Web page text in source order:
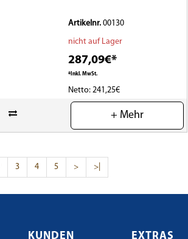
Artikelnr. 00130
nicht auf Lager
287,09€*
*Inkl. MwSt.
Netto: 241,25€
(0)
+ Mehr
3 4 5 > >|
KUNDEN EXTRAS